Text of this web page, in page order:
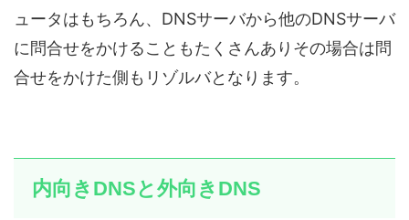
ュータはもちろん、DNSサーバから他のDNSサーバ
に問合せをかけることもたくさんありその場合は問
合せをかけた側もリゾルバとなります。
内向きDNSと外向きDNS